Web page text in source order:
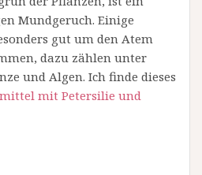
Mundgeruch. Einige
gut um den Atem
dazu zählen unter
und Algen. Ich finde dieses
mit Petersilie und